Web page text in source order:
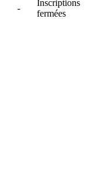
-
Inscriptions
fermées